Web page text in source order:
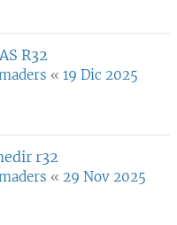
R32
« 19 Dic 2025
r32
« 29 Nov 2025